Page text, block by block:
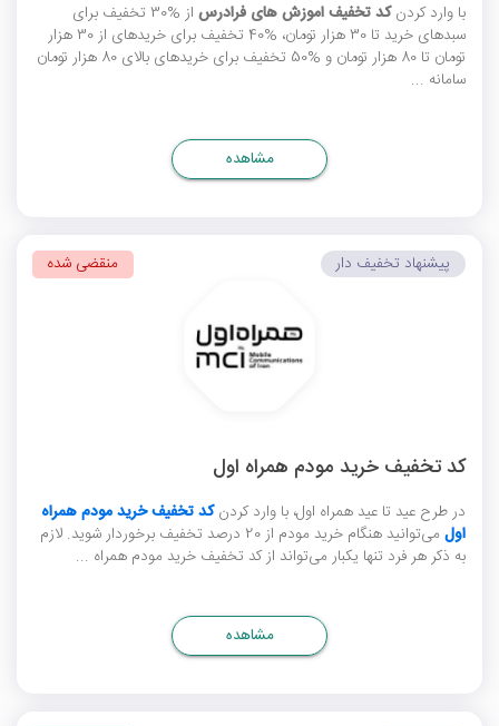
با وارد کردنکد تخفیف اموزش های فرادرس
از %30 تخفیف برای
سبدهای خرید تا 30 هزار تومان، %40 تخفیف برای خریدهای از 30 هزار
تومان تا 80 هزار تومان و %50 تخفیف برای خریدهای بالای 80 هزار تومان
سامانه ...
مشاهده
کد تخفیف خرید مودم همراه اول
در طرح عید تا عید همراه اول، با وارد کردنکد تخفیف خرید مودم همراه
اول
می‌توانید هنگام خرید مودم از 20 درصد تخفیف برخوردار شوید. لازم
به ذکر هر فرد تنها یکبار می‌تواند از کد تخفیف خرید مودم همراه ...
پیشنهاد تخفیف دار منقضی شده
مشاهده